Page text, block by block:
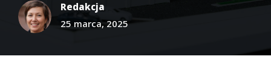
Redakcja
25 marca, 2025